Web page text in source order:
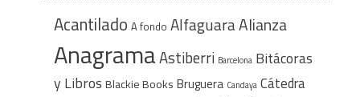
Acantilado A fondo AlfaguaraAlianza
AnagramaAstiberri Barcelona Bitácoras
y Libros Blackie Books Bruguera Candaya Cátedra